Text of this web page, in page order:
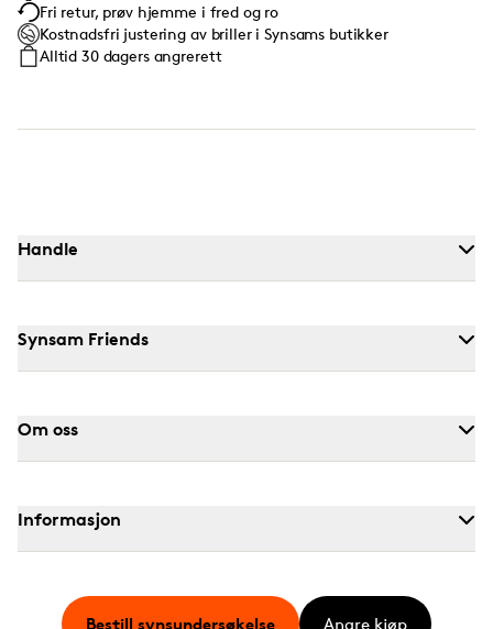
Fri retur, prøv hjemme i fred og ro
Kostnadsfri justering av briller i Synsams butikker
Alltid 30 dagers angrerett
Handle
Synsam Friends
Om oss
Informasjon
Bestill synsundersøkelse Angre kjøp